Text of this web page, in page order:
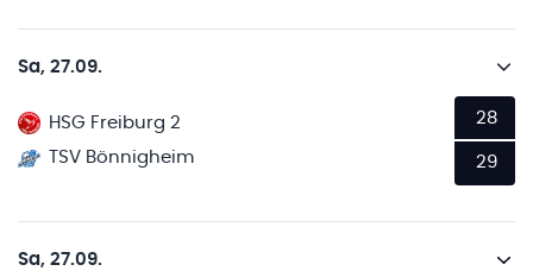
Sa, 27.09.
HSG Freiburg 2
TSV Bönnigheim
28
29
Sa, 27.09.